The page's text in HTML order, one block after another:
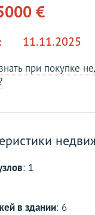
€
11.11.2025
при покупке
: 1
в здании: 6